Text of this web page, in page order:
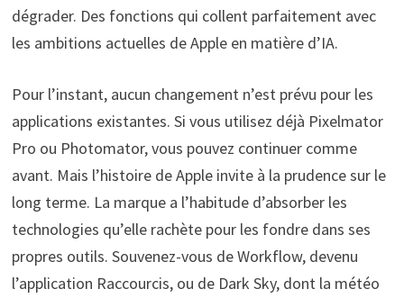
dégrader. Des fonctions qui collent parfaitement avec
les ambitions actuelles de Apple en matière d’IA.
Pour l’instant, aucun changement n’est prévu pour les
applications existantes. Si vous utilisez déjà Pixelmator
Pro ou Photomator, vous pouvez continuer comme
avant. Mais l’histoire de Apple invite à la prudence sur le
long terme. La marque a l’habitude d’absorber les
technologies qu’elle rachète pour les fondre dans ses
propres outils. Souvenez-vous de Workflow, devenu
l’application Raccourcis, ou de Dark Sky, dont la météo